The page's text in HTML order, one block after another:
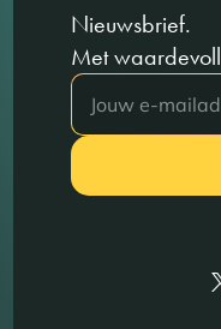
Nieuwsbrief.
Met